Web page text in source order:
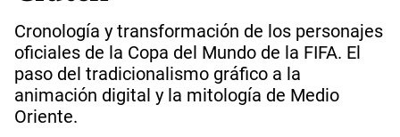
Cronología y transformación de los personajes
oficiales de la Copa del Mundo de la FIFA. El
paso del tradicionalismo gráfico a la
animación digital y la mitología de Medio
Oriente.